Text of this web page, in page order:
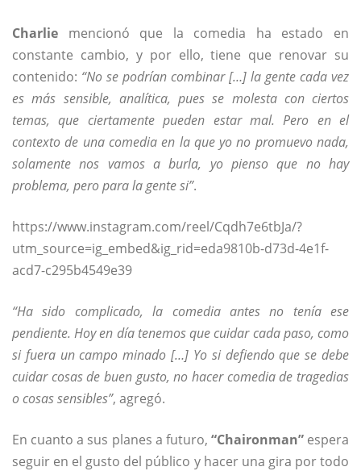
Charlie mencionó que la comedia ha estado en
constante cambio, y por ello, tiene que renovar su
contenido: “No se podrían combinar […] la gente cada vez
es más sensible, analítica, pues se molesta con ciertos
temas, que ciertamente pueden estar mal. Pero en el
contexto de una comedia en la que yo no promuevo nada,
solamente nos vamos a burla, yo pienso que no hay
problema, pero para la gente si”.
https://www.instagram.com/reel/Cqdh7e6tbJa/?
utm_source=ig_embed&ig_rid=eda9810b-d73d-4e1f-
acd7-c295b4549e39
“Ha sido complicado, la comedia antes no tenía ese
pendiente. Hoy en día tenemos que cuidar cada paso, como
si fuera un campo minado […] Yo si defiendo que se debe
cuidar cosas de buen gusto, no hacer comedia de tragedias
o cosas sensibles”, agregó.
En cuanto a sus planes a futuro, “Chaironman”espera
seguir en el gusto del público y hacer una gira por todo